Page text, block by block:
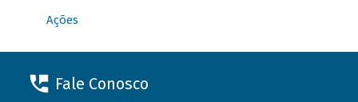
Ações
Fale Conosco